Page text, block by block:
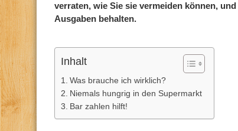
verraten, wie Sie sie vermeiden können,
Ausgaben behalten.
Inhalt
Was brauche ich wirklich?
Niemals hungrig in den Supermarkt
Bar zahlen hilft!